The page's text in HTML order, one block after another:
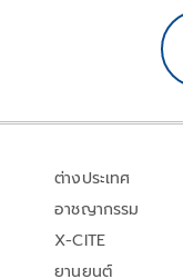
ต่างประเทศ
อาชญากรรม
X-CITE
ยานยนต์